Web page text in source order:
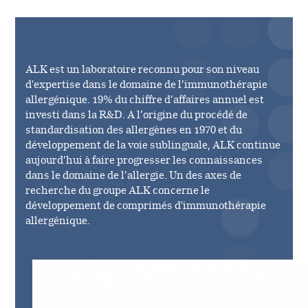
première étape d’extraction des matières
premières biologiques dans des conditions
précisément définies et contrôlées. L’étape
d’extraction est ensuite suivie par des étapes de
centrifugation, filtration et ultrafiltration visant à
purifier et concentrer l’extrait en allergènes. La
reproductibilité lot à lot des extraits est assurée
par la mise en oeuvre d’une étape de
standardisation réalisée au stade du
développement de l’extrait puis déployée en
routine afin de garantir une puissance
ALK est un laboratoire reconnu pour son niveau
d'expertise dans le domaine de l’immunothérapie
allergénique. 19% du chiffre d’affaires annuel est
investi dans la R&D. A l’origine du procédé de
standardisation des allergènes en 1970 et du
développement de la voie sublinguale, ALK continue
aujourd’hui à faire progresser les connaissances
dans le domaine de l’allergie. Un des axes de
recherche du groupe ALK concerne le
développement de comprimés d'immunothérapie
allergénique.